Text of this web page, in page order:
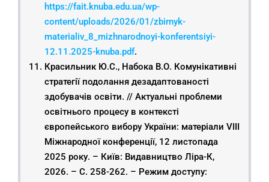
https://fait.knuba.edu.ua/wp-
content/uploads/2026/01/zbirnyk-
materialiv_8_mizhnarodnoyi-konferentsiyi-
12.11.2025-knuba.pdf.
Красильник Ю.С., Набока В.О. Комунікативні
стратегії подолання дезадаптованості
здобувачів освіти. // Актуальні проблеми
освітнього процесу в контексті
європейського вибору України: матеріали VIІІ
Міжнародної конференції, 12 листопада
2025 року. – Київ: Видавництво Ліра-К,
2026. – С. 258-262. – Режим доступу: